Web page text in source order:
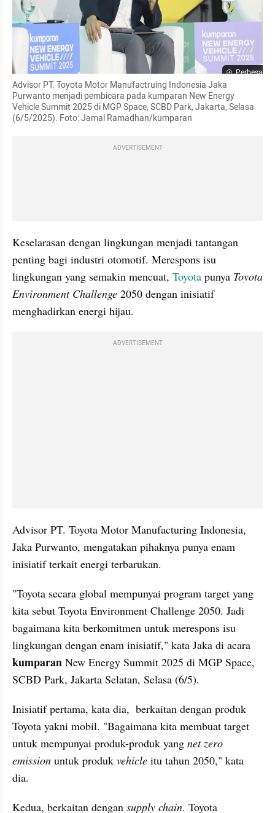
Perbesar
Advisor PT. Toyota Motor Manufactruing Indonesia Jaka
Purwanto menjadi pembicara pada kumparan New Energy
Vehicle Summit 2025 di MGP Space, SCBD Park, Jakarta, Selasa
(6/5/2025). Foto: Jamal Ramadhan/kumparan
ADVERTISEMENT
Keselarasan dengan lingkungan menjadi tantangan
penting bagi industri otomotif. Merespons isu
lingkungan yang semakin mencuat, Toyota punya Toyota
Environment Challenge 2050 dengan inisiatif
menghadirkan energi hijau.
ADVERTISEMENT
Advisor PT. Toyota Motor Manufacturing Indonesia,
Jaka Purwanto, mengatakan pihaknya punya enam
inisiatif terkait energi terbarukan.
"Toyota secara global mempunyai program target yang
kita sebut Toyota Environment Challenge 2050. Jadi
bagaimana kita berkomitmen untuk merespons isu
kumparan New Energy Summit 2025 di MGP Space,
SCBD Park, Jakarta Selatan, Selasa (6/5).
Inisiatif pertama, kata dia,  berkaitan dengan produk
Toyota yakni mobil. "Bagaimana kita membuat target
untuk mempunyai produk-produk yang net zero
emission untuk produk vehicle itu tahun 2050," kata
dia.
Kedua, berkaitan dengan supply chain. Toyota